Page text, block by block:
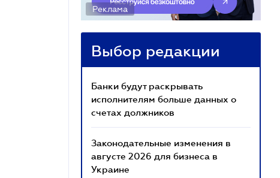
Реклама
Выбор редакции
Банки будут раскрывать
исполнителям больше данных о
счетах должников
Законодательные изменения в
августе 2026 для бизнеса в
Украине